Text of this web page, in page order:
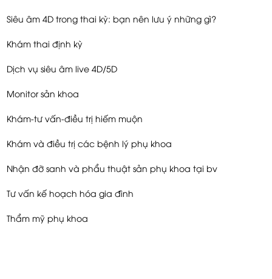
Siêu âm 4D trong thai kỳ: bạn nên lưu ý những gì?
Khám thai định kỳ
Dịch vụ siêu âm live 4D/5D
Monitor sản khoa
Khám-tư vấn-điều trị hiếm muộn
Khám và điều trị các bệnh lý phụ khoa
Nhận đỡ sanh và phẩu thuật sản phụ khoa tại bv
Tư vấn kế hoạch hóa gia đình
Thẩm mỹ phụ khoa